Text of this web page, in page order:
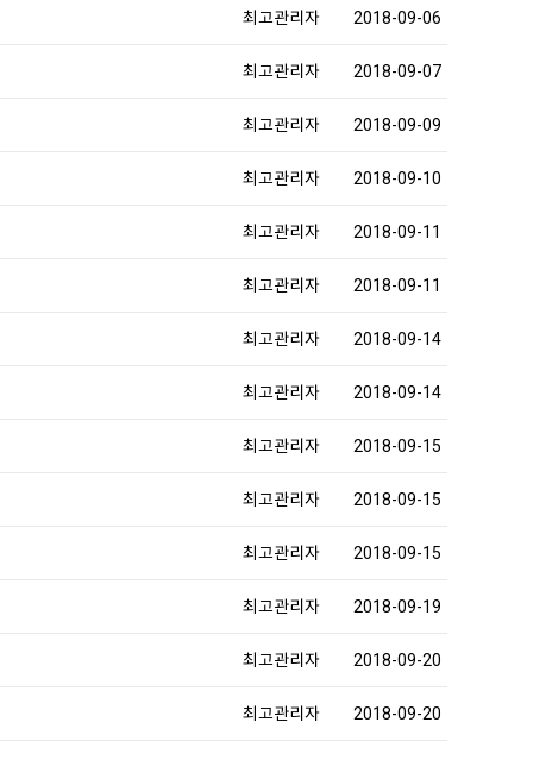
최고관리자 2018-09-06
최고관리자 2018-09-07
최고관리자 2018-09-09
최고관리자 2018-09-10
최고관리자 2018-09-11
최고관리자 2018-09-11
최고관리자 2018-09-14
최고관리자 2018-09-14
최고관리자 2018-09-15
최고관리자 2018-09-15
최고관리자 2018-09-15
최고관리자 2018-09-19
최고관리자 2018-09-20
최고관리자 2018-09-20